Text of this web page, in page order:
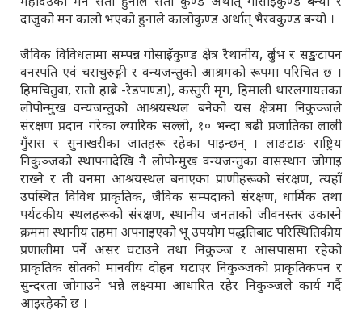
दाजुको मन कालो भएको हुनाले कालोकुण्ड अर्थात् भैरवकुण्ड बन्यो ।
जैविक विविधतामा सम्पन्न गोसाइँकुण्ड क्षेत्र रैथानीय, दुर्लभ र सङ्कटापन
वनस्पति एवं चराचुरुङ्गी र वन्यजन्तुको आश्रमको रूपमा परिचित छ ।
हिमचितुवा, रातो हाब्रे -रेडपाण्डा), कस्तुरी मृग, हिमाली थारलगायतका
लोपोन्मुख वन्यजन्तुको आश्रयस्थल बनेको यस क्षेत्रमा निकुञ्जले
संरक्षण प्रदान गरेका ल्यारिक सल्लो, १० भन्दा बढी प्रजातिका लाली
गुँरास र सुनाखरीका जातहरू रहेका पाइन्छन् । लाङटाङ राष्ट्रिय
निकुञ्जको स्थापनादेखि नै लोपोन्मुख वन्यजन्तुका वासस्थान जोगाइ
राख्ने र ती वनमा आश्रयस्थल बनाएका प्राणीहरूको संरक्षण, त्यहाँ
उपस्थित विविध प्राकृतिक, जैविक सम्पदाको संरक्षण, धार्मिक तथा
पर्यटकीय स्थलहरूको संरक्षण, स्थानीय जनताको जीवनस्तर उकास्ने
क्रममा स्थानीय तहमा अपनाइएको भू उपयोग पद्धतिबाट परिस्थितिकीय
प्रणालीमा पर्ने असर घटाउने तथा निकुञ्ज र आसपासमा रहेको
प्राकृतिक स्रोतको मानवीय दोहन घटाएर निकुञ्जको प्राकृतिकपन र
सुन्दरता जोगाउने भन्ने लक्ष्यमा आधारित रहेर निकुञ्जले कार्य गर्दै
आइरहेको छ ।